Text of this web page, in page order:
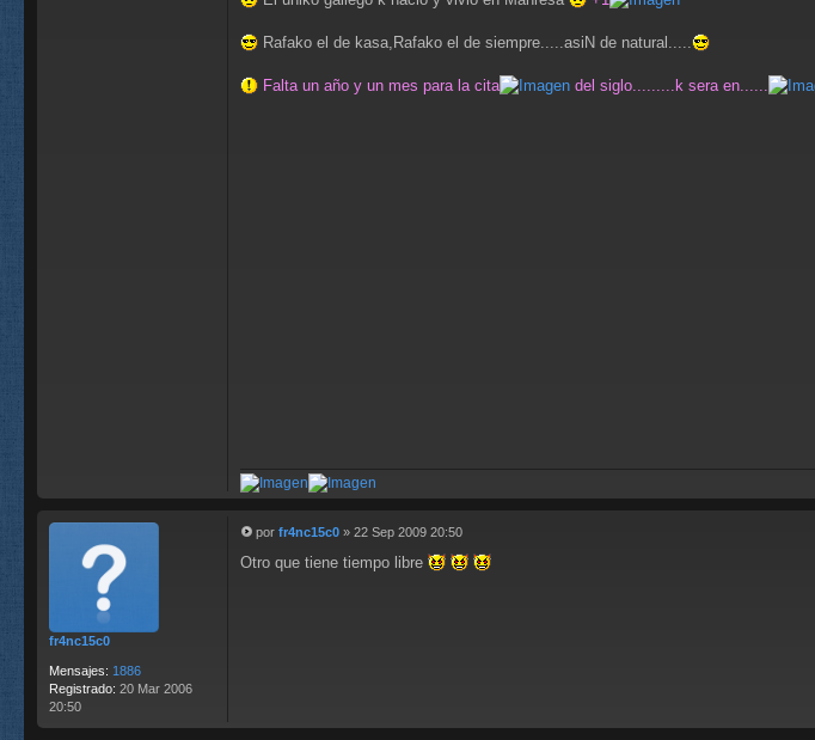
Rafako el de kasa,Rafako el de siempre.....asiN de natural.....
Falta un año y un mes para la cita del siglo.........k sera en......
fr4nc15c0
Mensajes: 1886
Registrado: 20 Mar 2006
20:50
e
por fr4nc15c0 » 22 Sep 2009 20:50
Otro que tiene tiempo libre